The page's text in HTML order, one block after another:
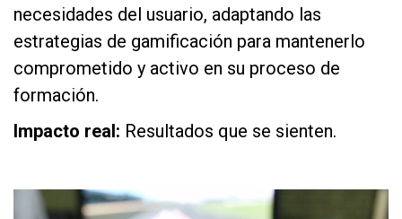
necesidades del usuario, adaptando las
estrategias de gamificación para mantenerlo
comprometido y activo en su proceso de
formación.
Impacto real: Resultados que se sienten.